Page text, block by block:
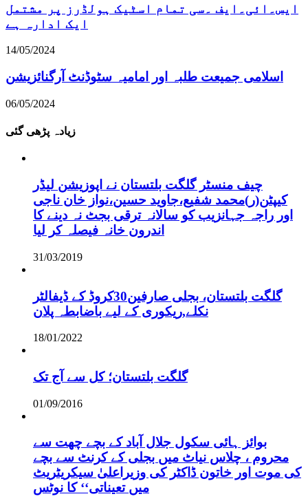
ایس۔ائی۔ایف ۔سی تمام اسٹیک ہولڈرز پر مشتمل
ایک ادارہ ہے
14/05/2024
اسلامی جمیعت طلبہ اور امامیہ سٹوڈنٹ آرگنائزیشن
06/05/2024
زیادہ پڑھی گئی
چیف منسٹر گلگت بلتستان نے اپوزیشن لیڈر
کیپٹن(ر)محمد شفیع،جاوید حسین،نواز خان ناجی
اور راجہ جہانزیب کو سالانہ ترقی بجٹ نہ دینے کا
اندرون خانہ فیصلہ کر لیا
31/03/2019
گلگت بلتستان، بجلی صارفین30کروڈ کے ڈیفالٹر
نکلے,ریکوری کے لیے باضابطہ پلان
18/01/2022
گلگت بلتستان؛ کل سے آج تک
01/09/2016
بوائز ہائی سکول جلال آباد کے بچے چھت سے
محروم ، چلاس نیاٹ میں بجلی کے کرنٹ سے بچے
کی موت اور خاتون ڈاکٹر کی وزیراعلیٰ سیکریٹریٹ
میں تعیناتی‘‘ کا نوٹس